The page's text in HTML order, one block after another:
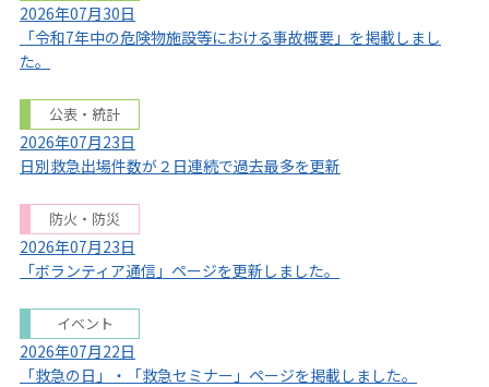
2026年07月30日
「令和7年中の危険物施設等における事故概要」を掲載しまし
た。
公表・統計
2026年07月23日
日別救急出場件数が２日連続で過去最多を更新
防火・防災
2026年07月23日
「ボランティア通信」ページを更新しました。
イベント
2026年07月22日
「救急の日」・「救急セミナー」ページを掲載しました。